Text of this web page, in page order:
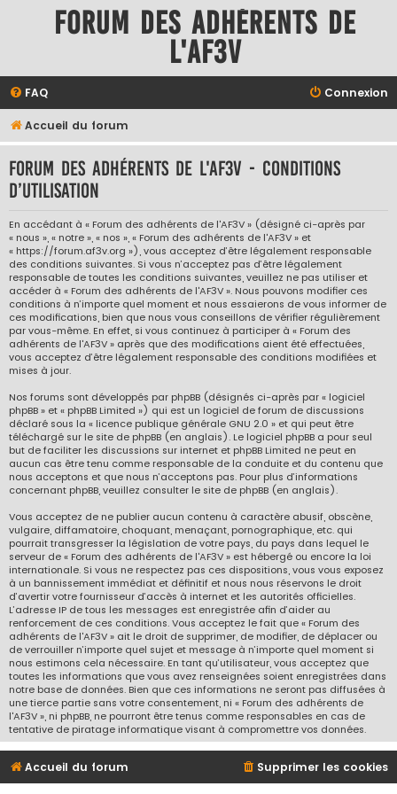
Forum des adhérents de
l'AF3V
FAQ Connexion
Accueil du forum
Forum des adhérents de l'AF3V - Conditions
d’utilisation
En accédant à « Forum des adhérents de l'AF3V » (désigné ci-après par
« nous », « notre », « nos », « Forum des adhérents de l'AF3V » et
« https://forum.af3v.org »), vous acceptez d’être légalement responsable
des conditions suivantes. Si vous n’acceptez pas d’être légalement
responsable de toutes les conditions suivantes, veuillez ne pas utiliser et
accéder à « Forum des adhérents de l'AF3V ». Nous pouvons modifier ces
conditions à n’importe quel moment et nous essaierons de vous informer de
ces modifications, bien que nous vous conseillons de vérifier régulièrement
par vous-même. En effet, si vous continuez à participer à « Forum des
adhérents de l'AF3V » après que des modifications aient été effectuées,
vous acceptez d’être légalement responsable des conditions modifiées et
mises à jour.
Nos forums sont développés par phpBB (désignés ci-après par « logiciel
phpBB » et « phpBB Limited ») qui est un logiciel de forum de discussions
déclaré sous la « licence publique générale GNU 2.0 » et qui peut être
téléchargé sur le site de phpBB (en anglais). Le logiciel phpBB a pour seul
but de faciliter les discussions sur internet et phpBB Limited ne peut en
aucun cas être tenu comme responsable de la conduite et du contenu que
nous acceptons et que nous n’acceptons pas. Pour plus d’informations
concernant phpBB, veuillez consulter le site de phpBB (en anglais).
Vous acceptez de ne publier aucun contenu à caractère abusif, obscène,
vulgaire, diffamatoire, choquant, menaçant, pornographique, etc. qui
pourrait transgresser la législation de votre pays, du pays dans lequel le
serveur de « Forum des adhérents de l'AF3V » est hébergé ou encore la loi
internationale. Si vous ne respectez pas ces dispositions, vous vous exposez
à un bannissement immédiat et définitif et nous nous réservons le droit
d’avertir votre fournisseur d’accès à internet et les autorités officielles.
L’adresse IP de tous les messages est enregistrée afin d’aider au
renforcement de ces conditions. Vous acceptez le fait que « Forum des
adhérents de l'AF3V » ait le droit de supprimer, de modifier, de déplacer ou
de verrouiller n’importe quel sujet et message à n’importe quel moment si
nous estimons cela nécessaire. En tant qu’utilisateur, vous acceptez que
toutes les informations que vous avez renseignées soient enregistrées dans
notre base de données. Bien que ces informations ne seront pas diffusées à
une tierce partie sans votre consentement, ni « Forum des adhérents de
l'AF3V », ni phpBB, ne pourront être tenus comme responsables en cas de
tentative de piratage informatique visant à compromettre vos données.
Accueil du forum Supprimer les cookies